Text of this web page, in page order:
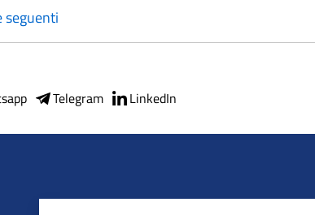
seguenti
Telegram LinkedIn